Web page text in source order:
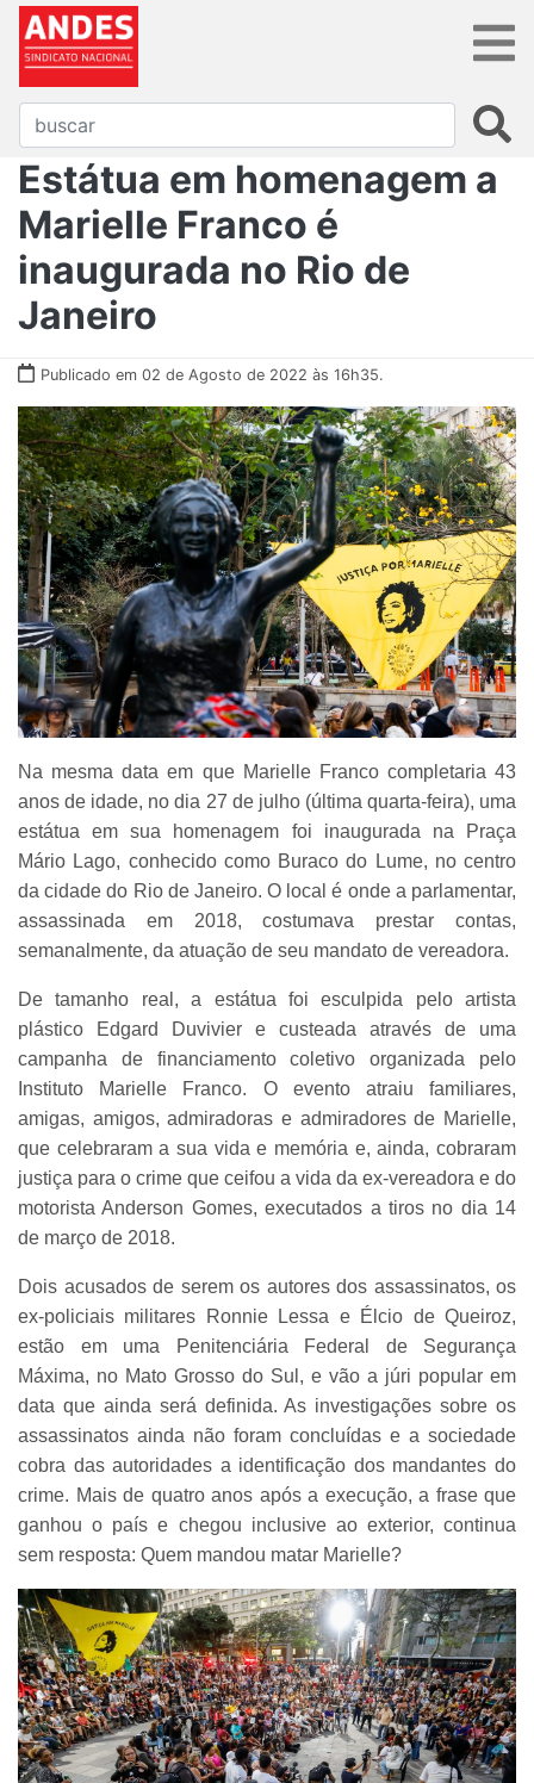
Estátua em homenagem a
Marielle Franco é
inaugurada no Rio de
Janeiro
Publicado em 02 de Agosto de 2022 às 16h35.
Na mesma data em que Marielle Franco completaria 43
anos de idade, no dia 27 de julho (última quarta-feira), uma
estátua em sua homenagem foi inaugurada na Praça
Mário Lago, conhecido como Buraco do Lume, no centro
da cidade do Rio de Janeiro. O local é onde a parlamentar,
assassinada em 2018, costumava prestar contas,
semanalmente, da atuação de seu mandato de vereadora.
De tamanho real, a estátua foi esculpida pelo artista
plástico Edgard Duvivier e custeada através de uma
campanha de financiamento coletivo organizada pelo
Instituto Marielle Franco. O evento atraiu familiares,
amigas, amigos, admiradoras e admiradores de Marielle,
que celebraram a sua vida e memória e, ainda, cobraram
justiça para o crime que ceifou a vida da ex-vereadora e do
motorista Anderson Gomes, executados a tiros no dia 14
de março de 2018.
Dois acusados de serem os autores dos assassinatos, os
ex-policiais militares Ronnie Lessa e Élcio de Queiroz,
estão em uma Penitenciária Federal de Segurança
Máxima, no Mato Grosso do Sul, e vão a júri popular em
data que ainda será definida. As investigações sobre os
assassinatos ainda não foram concluídas e a sociedade
cobra das autoridades a identificação dos mandantes do
crime. Mais de quatro anos após a execução, a frase que
ganhou o país e chegou inclusive ao exterior, continua
sem resposta: Quem mandou matar Marielle?